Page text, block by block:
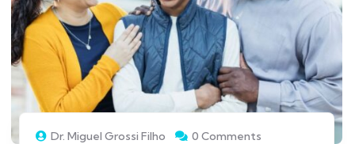
Dr. Miguel Grossi Filho 0 Comments